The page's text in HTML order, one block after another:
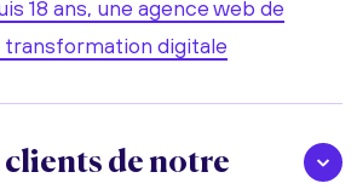
18 ans, une agence web de
digitale
clients de notre